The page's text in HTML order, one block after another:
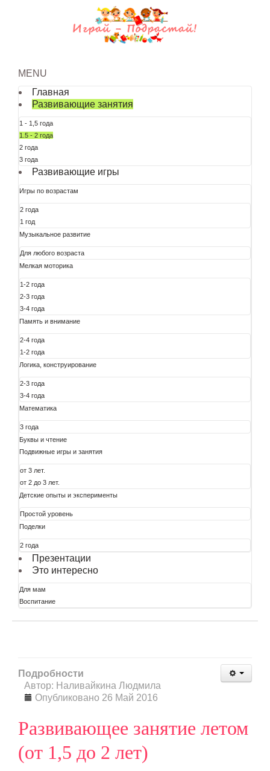
MENU
Главная
Развивающие занятия
1 - 1,5 года
1.5 - 2 года
2 года
3 года
Развивающие игры
Игры по возрастам
2 года
1 год
Музыкальное развитие
Для любого возраста
Мелкая моторика
1-2 года
2-3 года
3-4 года
Память и внимание
2-4 года
1-2 года
Логика, конструирование
2-3 года
3-4 года
Математика
3 года
Буквы и чтение
Подвижные игры и занятия
от 3 лет.
от 2 до 3 лет.
Детские опыты и эксперименты
Простой уровень
Поделки
2 года
Презентации
Это интересно
Для мам
Воспитание
Подробности
Автор: Наливайкина Людмила
Опубликовано 26 Май 2016
Развивающее занятие летом
(от 1,5 до 2 лет)